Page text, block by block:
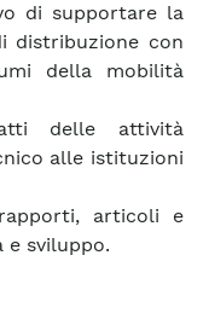
di supportare la
distribuzione con
della mobilità
delle attività
alle istituzioni
articoli e
sviluppo.